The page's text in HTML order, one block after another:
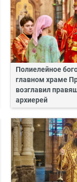
Полиелейное
главном храме
возглавил
архиерей